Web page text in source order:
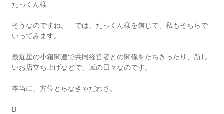
たっくん様
そうなのですね。 では、たっくん様を信じて、私もそちらで
いってみます。
最近星の小箱関連で共同経営者との関係をたちきったり、新し
いお店立ち上げなどで、嵐の日々なのです。
本当に、方位とらなきゃだわさ。
B